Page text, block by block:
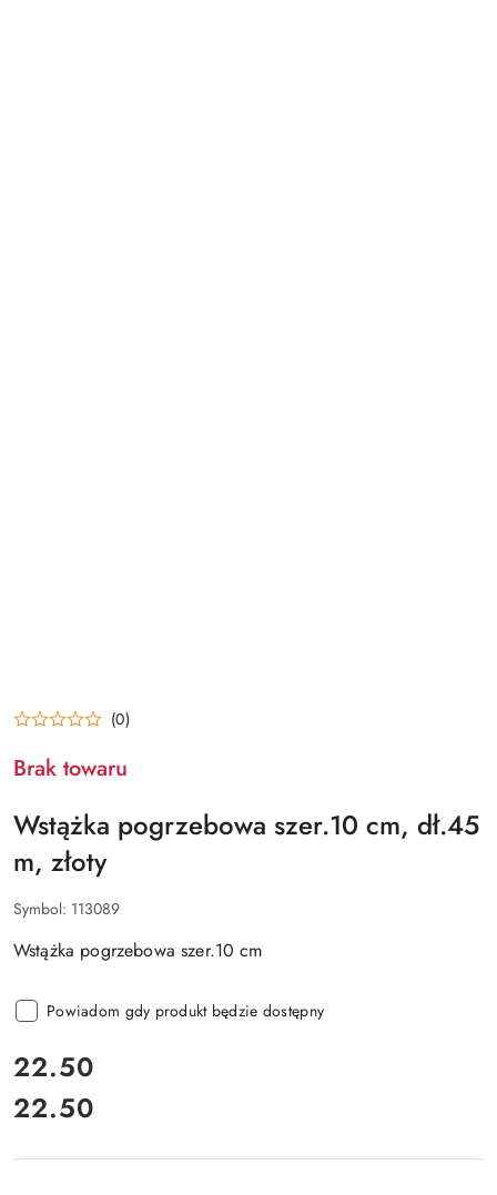
(0)
Brak towaru
Wstążka pogrzebowa szer.10 cm, dł.45
m, złoty
Symbol: 113089
Wstążka pogrzebowa szer.10 cm
Powiadom gdy produkt będzie dostępny
cena:
22.50
Cena:
22.50